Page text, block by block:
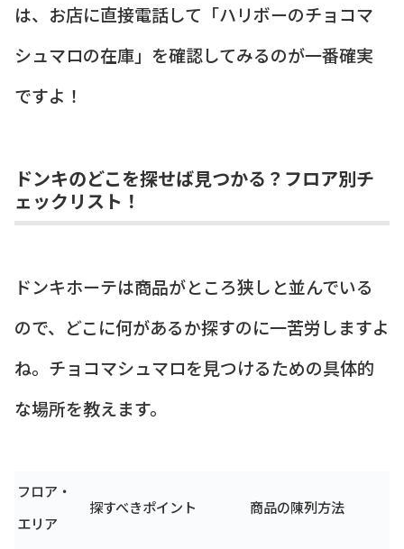
は、お店に直接電話して「ハリボーのチョコマ
シュマロの在庫」を確認してみるのが一番確実
ですよ！
ドンキのどこを探せば見つかる？フロア別チ
ェックリスト！
ドンキホーテは商品がところ狭しと並んでいる
ので、どこに何があるか探すのに一苦労しますよ
ね。チョコマシュマロを見つけるための具体的
な場所を教えます。
フロア・
エリア
探すべきポイント 商品の陳列方法